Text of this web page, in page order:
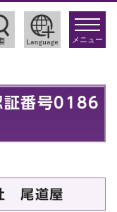
toggle
メニュー
証番号0186
尾道屋